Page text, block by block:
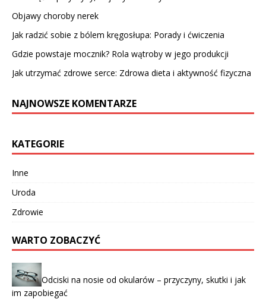
Objawy choroby nerek
Jak radzić sobie z bólem kręgosłupa: Porady i ćwiczenia
Gdzie powstaje mocznik? Rola wątroby w jego produkcji
Jak utrzymać zdrowe serce: Zdrowa dieta i aktywność fizyczna
NAJNOWSZE KOMENTARZE
KATEGORIE
Inne
Uroda
Zdrowie
WARTO ZOBACZYĆ
Odciski na nosie od okularów – przyczyny, skutki i jak
im zapobiegać